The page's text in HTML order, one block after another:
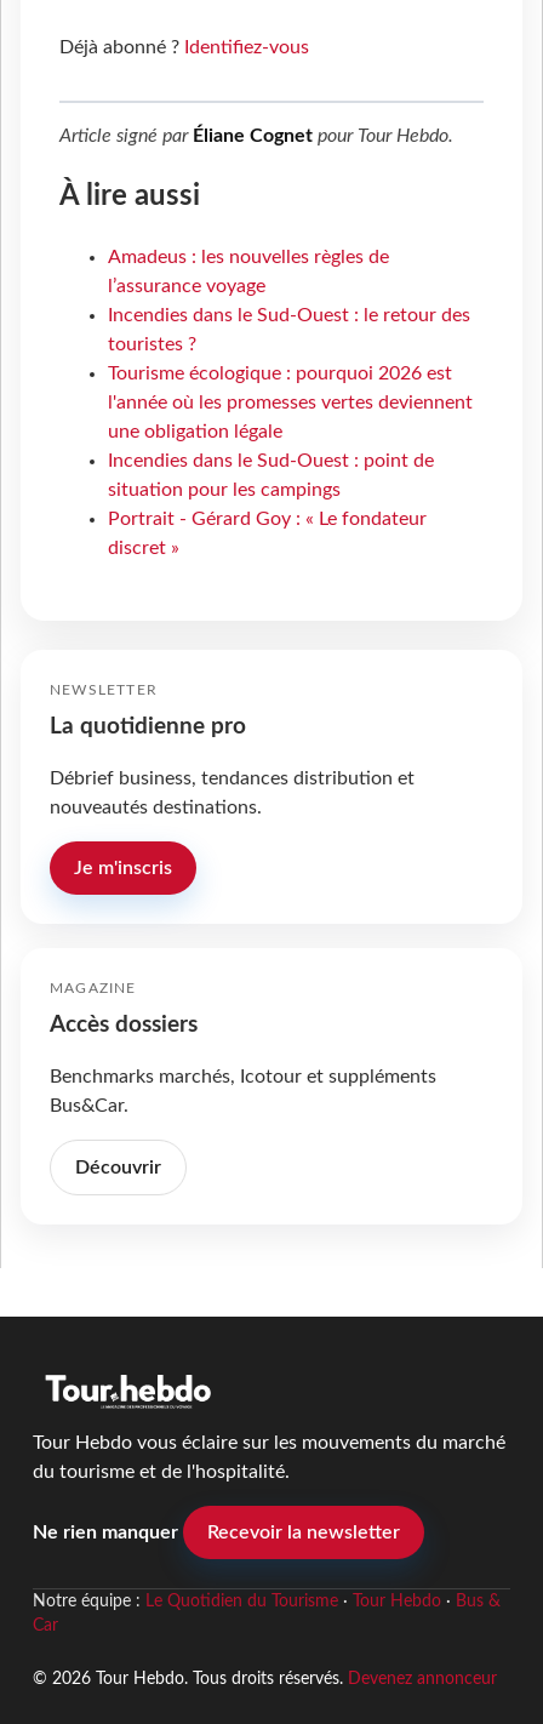
Déjà abonné ? Identifiez-vous
Article signé par Éliane Cognet pour Tour Hebdo.
À lire aussi
Amadeus : les nouvelles règles de
l’assurance voyage
Incendies dans le Sud-Ouest : le retour des
touristes ?
Tourisme écologique : pourquoi 2026 est
l'année où les promesses vertes deviennent
une obligation légale
Incendies dans le Sud-Ouest : point de
situation pour les campings
Portrait - Gérard Goy : « Le fondateur
discret »
NEWSLETTER
La quotidienne pro
Débrief business, tendances distribution et
nouveautés destinations.
Je m'inscris
MAGAZINE
Accès dossiers
Benchmarks marchés, Icotour et suppléments
Bus&Car.
Découvrir
Tour Hebdo vous éclaire sur les mouvements du marché
du tourisme et de l'hospitalité.
Ne rien manquer Recevoir la newsletter
Notre équipe : Le Quotidien du Tourisme· Tour Hebdo· Bus &
Car
© 2026 Tour Hebdo. Tous droits réservés. Devenez annonceur